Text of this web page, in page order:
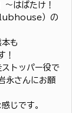
はばたけ！
）の
も
！
トッパー役で
永さんにお願
じです。